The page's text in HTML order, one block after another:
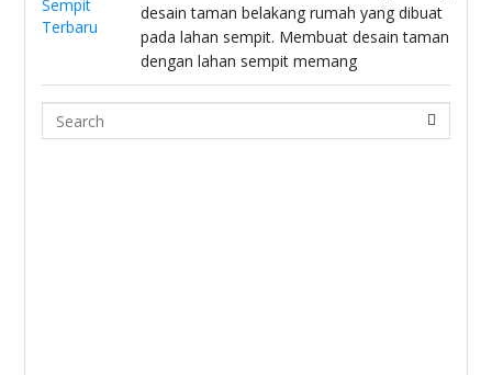
desain taman belakang rumah yang dibuat
pada lahan sempit. Membuat desain taman
dengan lahan sempit memang
Search